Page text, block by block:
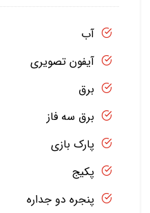
آب
آیفون تصویری
برق
برق سه فاز
پارک بازی
پکیج
پنجره دو جداره